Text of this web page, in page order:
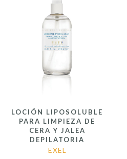
LOCIÓN LIPOSOLUBLE
PARA LIMPIEZA DE
CERA Y JALEA
DEPILATORIA
EXEL